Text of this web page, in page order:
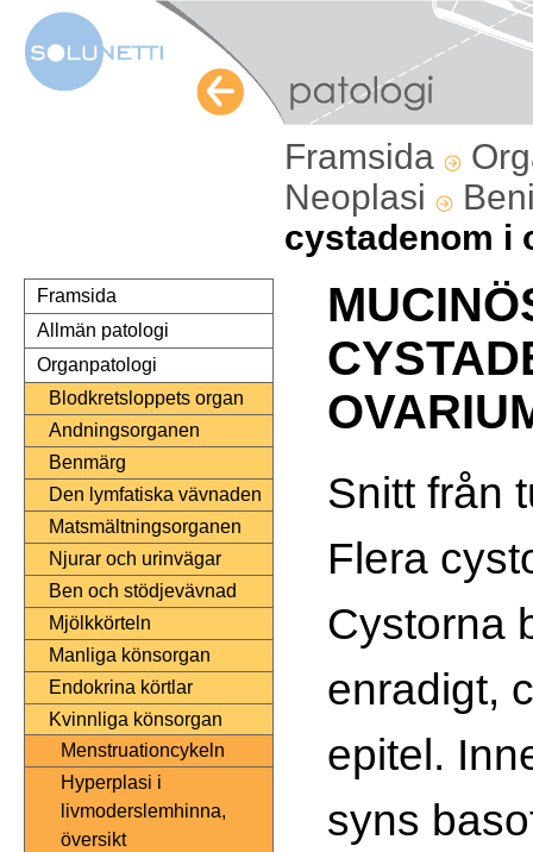
Framsida
Neoplasi
cystadenom i
Framsida
Allmän patologi
Organpatologi
Blodkretsloppets organ
Andningsorganen
Benmärg
Den lymfatiska vävnaden
Matsmältningsorganen
Njurar och urinvägar
Ben och stödjevävnad
Mjölkkörteln
Manliga könsorgan
Endokrina körtlar
Kvinnliga könsorgan
Menstruationcykeln
Hyperplasi i
livmoderslemhinna,
översikt
Snitt från
Flera
Cystorna
enradigt,
epitel.
syns